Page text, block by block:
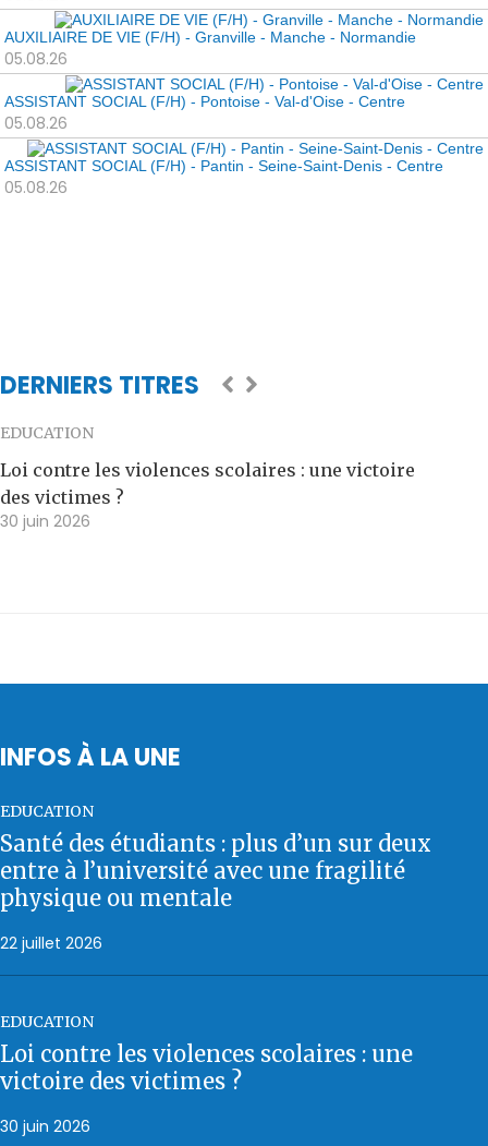
AUXILIAIRE DE VIE (F/H) - Granville - Manche - Normandie
05.08.26
ASSISTANT SOCIAL (F/H) - Pontoise - Val-d'Oise - Centre
05.08.26
ASSISTANT SOCIAL (F/H) - Pantin - Seine-Saint-Denis - Centre
05.08.26
DERNIERS TITRES
EDUCATION
Loi contre les violences scolaires : une victoire
des victimes ?
30 juin 2026
INFOS À LA UNE
EDUCATION
Santé des étudiants : plus d’un sur deux
entre à l’université avec une fragilité
physique ou mentale
22 juillet 2026
EDUCATION
Loi contre les violences scolaires : une
victoire des victimes ?
30 juin 2026